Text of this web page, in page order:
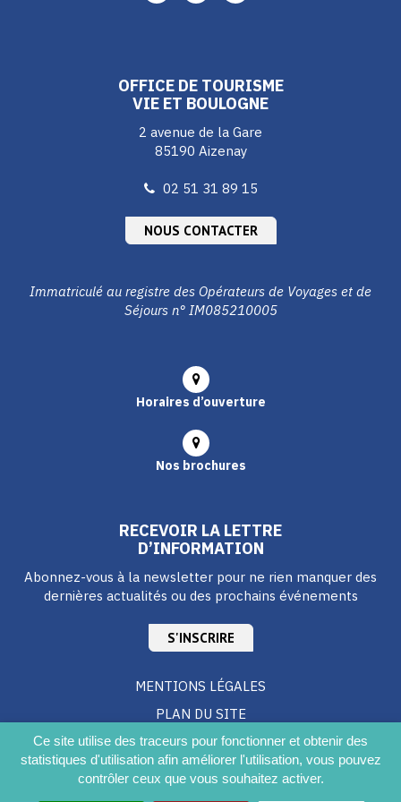
Ce site utilise des traceurs pour fonctionner et obtenir des
statistiques d'utilisation afin améliorer l'utilisation, vous pouvez
contrôler ceux que vous souhaitez activer.
vers
vers
vers
OFFICE DE TOURISME
VIE ET BOULOGNE
2 avenue de la Gare
85190 Aizenay
02 51 31 89 15
NOUS CONTACTER
Immatriculé au registre des Opérateurs de Voyages et de
Séjours n° IM085210005
Horaires d’ouverture
Nos brochures
RECEVOIR LA LETTRE
D’INFORMATION
Abonnez-vous à la newsletter pour ne rien manquer des
dernières actualités ou des prochains événements
S'INSCRIRE
MENTIONS LÉGALES
PLAN DU SITE
CRÉDITS
ACCESSIBILITÉ DU SITE